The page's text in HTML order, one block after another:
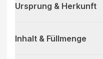
Ursprung & Herkunft
Inhalt & Füllmenge